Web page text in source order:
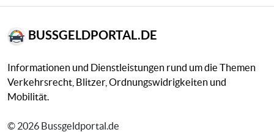
BUSSGELDPORTAL.DE
Informationen und Dienstleistungen rund um die Themen
Verkehrsrecht, Blitzer, Ordnungswidrigkeiten und
Mobilität.
© 2026 Bussgeldportal.de